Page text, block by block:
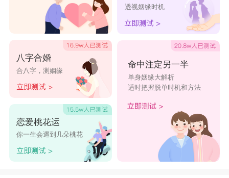
3、笔画七笔：苇、芭、苍、芳、芬、花、芥、
芦、芹、苏、芜、芯、芽、芙、芫、芸、芾、芰、
苈、苊、苣、芘、芷、芮、苋、苌、苁、芩、芴、
芡、芪、芟、苄、苎、芤、苡、芚、芛、芞、芠、
芢、芣、芼、芿、苀、苂、苃、苅、苆、苉、芧、
芲、芵、芶、芺、茾
4、笔画八笔：苞、范、英、苑、苯、苴、苒、
苘、茌、茔、苠、苕、苤、茏、茇、苦、茅、茎、
苹、苟、苔、苜、茂、苗、茄、若、苫、茁、茉、
八字合婚
合八字，测姻缘
恋爱桃花运
你一生会遇到几朵桃花
透视姻缘时机
命中注定另一半
单身姻缘大解析
适时把握脱单时机和方法